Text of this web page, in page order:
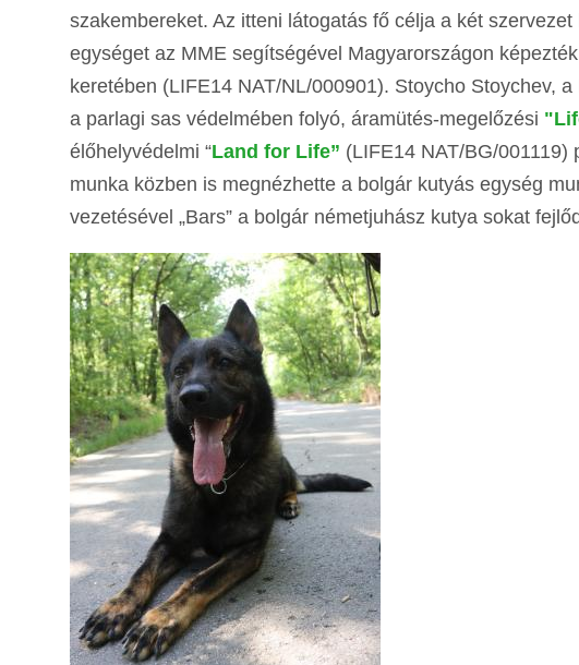
szakembereket. Az itteni látogatás fő célja a két
egységet az MME segítségével Magyarországon
keretében (LIFE14 NAT/NL/000901). Stoycho Stoychev,
a parlagi sas védelmében folyó, áramütés-megelőzési
élőhelyvédelmi “Land for Life” (LIFE14 NAT/BG/
munka közben is megnézhette a bolgár kutyás egység
vezetésével „Bars” a bolgár németjuhász kutya sokat